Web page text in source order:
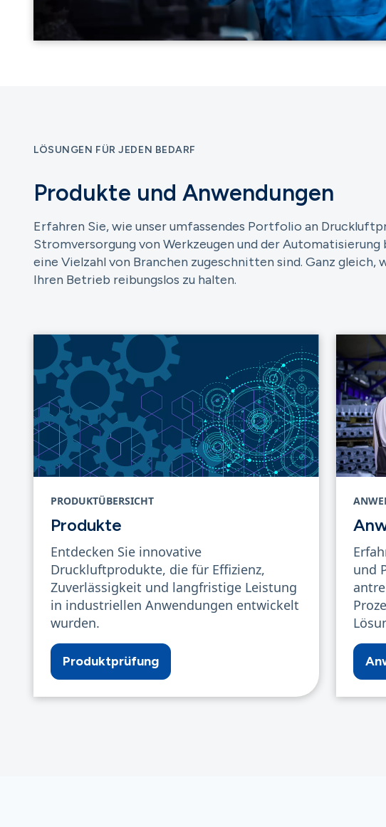
LÖSUNGEN FÜR JEDEN BEDARF
Produkte und Anwendungen
Erfahren Sie, wie unser umfassendes Portfolio an
Stromversorgung von Werkzeugen und der
eine Vielzahl von Branchen zugeschnitten sind. Ganz
Ihren Betrieb reibungslos zu halten.
PRODUKTÜBERSICHT
Produkte
Entdecken Sie innovative
Druckluftprodukte, die für Effizienz,
Zuverlässigkeit und langfristige Leistung
in industriellen Anwendungen entwickelt
wurden.
Produktprüfung
und